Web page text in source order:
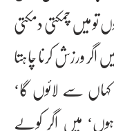
تو میں چمکتی دمکتی
ورزش کرنا چاہتا
سے لائوں گا‘
میں اگر کوبے